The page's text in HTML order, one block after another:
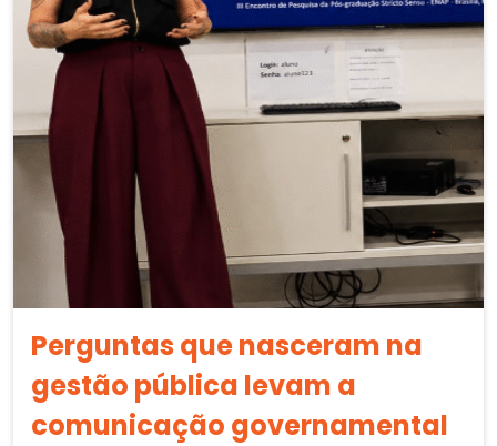
Perguntas que nasceram na
gestão pública levam a
comunicação governamental